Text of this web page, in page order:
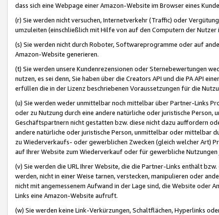
dass sich eine Webpage einer Amazon-Website im Browser eines
(r) Sie werden nicht versuchen, Internetverkehr (Traffic) oder
umzuleiten (einschließlich mit Hilfe von auf den Computern der
(s) Sie werden nicht durch Roboter, Softwareprogramme oder auf
Amazon-Website generieren.
(t) Sie werden unsere Kundenrezensionen oder Sternebewertungen
nutzen, es sei denn, Sie haben über die Creators API und die PA API
erfüllen die in der Lizenz beschriebenen Voraussetzungen für die
(u) Sie werden weder unmittelbar noch mittelbar über Partner-Links
oder zu Nutzung durch eine andere natürliche oder juristische
Geschäftspartnern nicht gestatten bzw. diese nicht dazu auffordern
andere natürliche oder juristische Person, unmittelbar oder mittelbar
zu Wiederverkaufs- oder gewerblichen Zwecken (gleich welcher Art)
auf Ihrer Website zum Wiederverkauf oder für gewerbliche
(v) Sie werden die URL Ihrer Website, die die Partner-Links enthält
werden, nicht in einer Weise tarnen, verstecken, manipulieren oder
nicht mit angemessenem Aufwand in der Lage sind, die Website oder
Links eine Amazon-Website aufruft.
(w) Sie werden keine Link-Verkürzungen, Schaltflächen, Hyperlinks